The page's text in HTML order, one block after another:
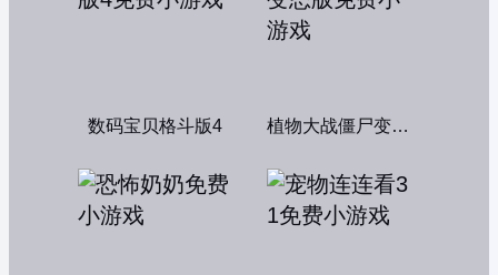
数码宝贝格斗版4 植物大战僵尸变态版